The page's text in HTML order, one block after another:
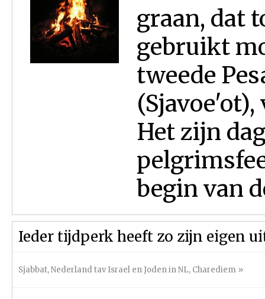
graan, dat
gebruikt
tweede
Het zijn
begin van
Ieder tijdperk heeft zo zijn eigen
Sjabbat,Nederland tav Israel en Joden in NL, Charediem »